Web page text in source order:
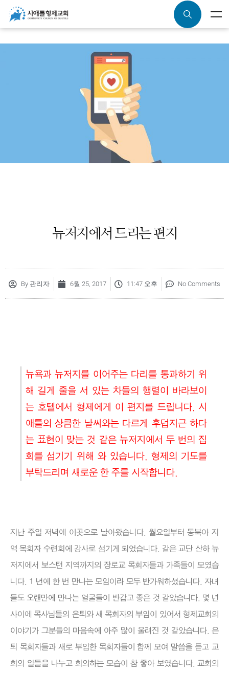
뉴저지에서 드리는 편지
By 관리자 6월 25, 2017 11:47 오후 No Comments
뉴욕과 뉴저지를 이어주는 다리를 통과하기 위
해 길게 줄을 서 있는 차들의 행렬이 바라보이
는 호텔에서 형제에게 이 편지를 드립니다. 시
애틀의 상큼한 날씨와는 다르게 후덥지근 하다
는 표현이 맞는 것 같은 뉴저지에서 두 번의 집
회를 섬기기 위해 와 있습니다. 형제의 기도를
부탁드리며 새로운 한 주를 시작합니다.
지난 주일 저녁에 이곳으로 날아왔습니다. 월요일부터 동북아 지
역 목회자 수련회에 강사로 섬기게 되었습니다. 같은 교단 산하 뉴
저지에서 보스턴 지역까지의 장로교 목회자들과 가족들이 모였습
니다. 1 년에 한 번 만나는 모임이라 모두 반가워하셨습니다. 자녀
들도 오랜만에 만나는 얼굴들이 반갑고 좋은 것 같았습니다. 몇 년
사이에 목사님들의 은퇴와 새 목회자의 부임이 있어서 형제교회의
이야기가 그분들의 마음속에 아주 많이 울려진 것 같았습니다. 은
퇴 목회자들과 새로 부임한 목회자들이 함께 모여 말씀을 듣고 교
회의 일들을 나누고 회의하는 모습이 참 좋아 보였습니다. 교회의